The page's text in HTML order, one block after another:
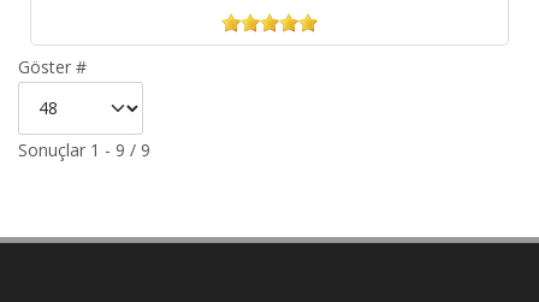
Göster #
Sonuçlar 1 - 9 / 9